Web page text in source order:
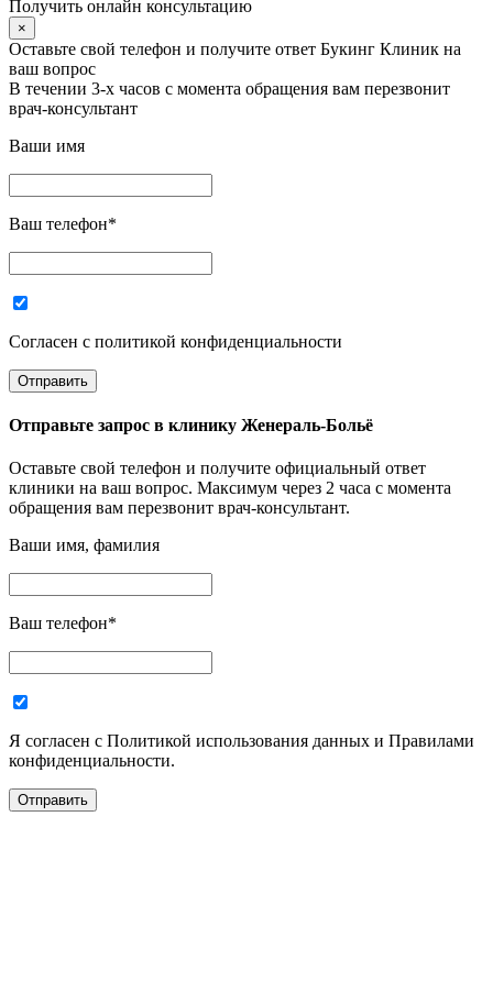
Получить онлайн консультацию
×
Оставьте свой телефон и получите ответ Букинг Клиник на
ваш вопрос
В течении 3-х часов с момента обращения вам перезвонит
врач-консультант
Ваши имя
Ваш телефон*
Согласен с политикой конфиденциальности
Отправьте запрос в клинику Женераль-Больё
Оставьте свой телефон и получите официальный ответ
клиники на ваш вопрос. Максимум через 2 часа с момента
обращения вам перезвонит врач-консультант.
Ваши имя, фамилия
Ваш телефон*
Я согласен с Политикой использования данных и Правилами
конфиденциальности.